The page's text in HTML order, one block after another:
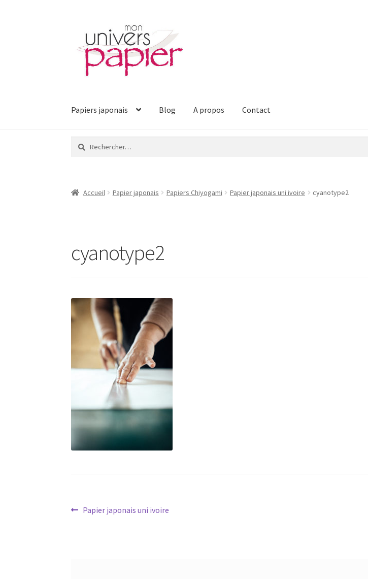
la
navigation
contenu
Papiers japonais Blog A propos Contact
Rechercher :
Accueil Papier japonais Papiers Chiyogami Papier japonais uni ivoire cyanotype2
cyanotype2
Navigation
Article
Papier japonais uni ivoire